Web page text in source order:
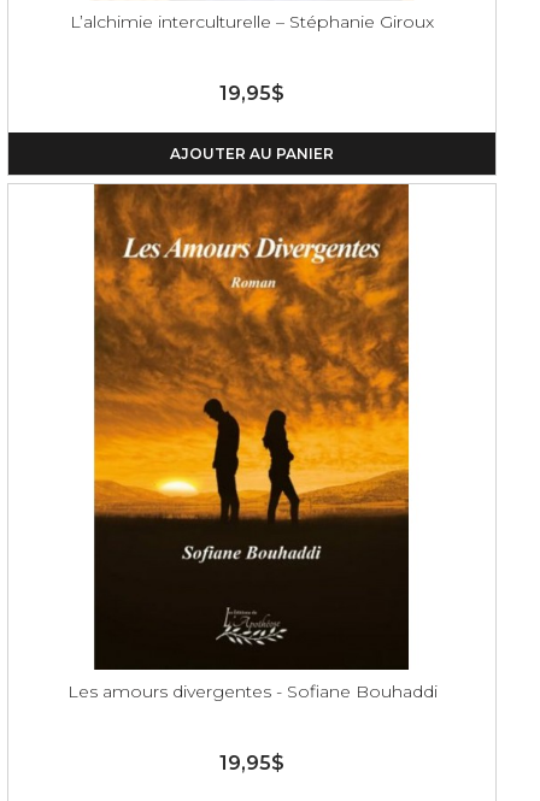
L’alchimie interculturelle – Stéphanie Giroux
19,95$
AJOUTER AU PANIER
Les amours divergentes - Sofiane Bouhaddi
19,95$